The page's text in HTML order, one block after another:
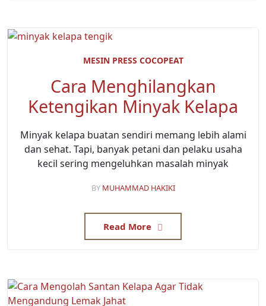
MESIN PRESS COCOPEAT
Cara Menghilangkan
Ketengikan Minyak Kelapa
Minyak kelapa buatan sendiri memang lebih alami
dan sehat. Tapi, banyak petani dan pelaku usaha
kecil sering mengeluhkan masalah minyak
BY MUHAMMAD HAKIKI
Read More